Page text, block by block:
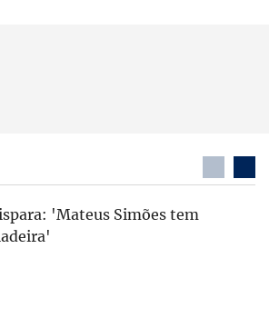
'Mateus Simões tem